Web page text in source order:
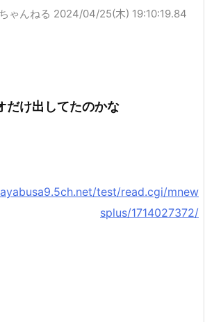
ゃんねる 2024/04/25(木) 19:10:19.84
だけ出してたのかな
test/read.cgi/mnew
splus/1714027372/